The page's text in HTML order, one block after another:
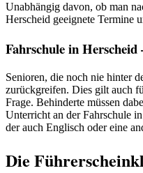
Unabhängig davon, ob man
Herscheid geeignete Termine
Fahrschule in
Senioren, die noch nie hinter
zurückgreifen. Dies gilt auch
Frage. Behinderte müssen
Unterricht an der Fahrschule
der auch Englisch oder eine
Die